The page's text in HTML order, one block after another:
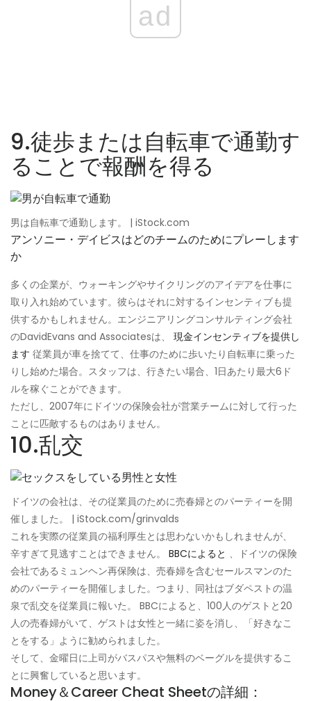
ad
9.徒歩または自転車で通勤す
ることで報酬を得る
男は自転車で通勤します。 | iStock.com
アンソニー・デイビスはどのチームのためにプレーします
か
多くの企業が、ウォーキングやサイクリングのアイデアを仕事に
取り入れ始めています。彼らはそれに対するインセンティブも提
供するかもしれません。エンジニアリングコンサルティング会社
のDavidEvans and Associatesは、 現金インセンティブを提供し
ます 従業員が車を捨てて、仕事のために歩いたり自転車に乗った
りし始めた場合。スタッフは、行きたい場合、1日あたり最大6ド
ルを稼ぐことができます。
ただし、2007年にドイツの保険会社が営業チームに対して行った
ことに匹敵するものはありません。
10.乱交
ドイツの会社は、その従業員のために売春婦とのパーティーを開
催しました。 | iStock.com/grinvalds
これを実際の従業員の福利厚生とは思わないかもしれませんが、
辛すぎて見逃すことはできません。 BBCによると 、ドイツの保険
会社であるミュンヘン再保険は、売春婦を含むセールスマンのた
めのパーティーを開催しました。つまり、同社はブダペストの温
泉で乱交を従業員に報いた。 BBCによると、100人のゲストと20
人の売春婦がいて、ゲストは女性と一緒に姿を消し、「好きなこ
とをする」ように勧められました。
そして、金曜日に上司がバスパスや無料のベーグルを提供するこ
とに興奮していると思います。
Money＆Career Cheat Sheetの詳細：